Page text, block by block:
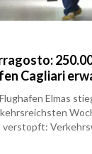
Cagliari
Elmas
verstopft: